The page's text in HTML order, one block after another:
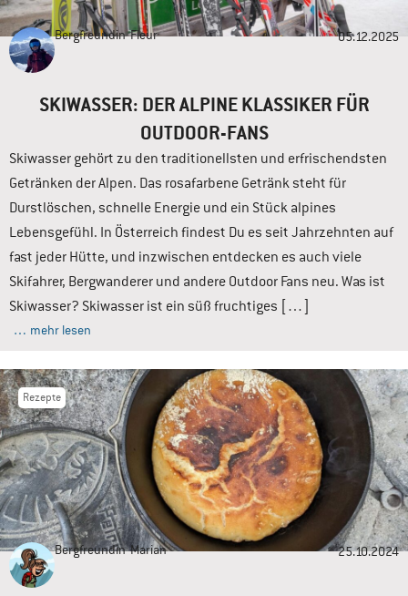
Bergfreundin Fleur 05.12.2025
SKIWASSER: DER ALPINE KLASSIKER FÜR
OUTDOOR-FANS
Skiwasser gehört zu den traditionellsten und erfrischendsten
Getränken der Alpen. Das rosafarbene Getränk steht für
Durstlöschen, schnelle Energie und ein Stück alpines
Lebensgefühl. In Österreich findest Du es seit Jahrzehnten auf
fast jeder Hütte, und inzwischen entdecken es auch viele
Skifahrer, Bergwanderer und andere Outdoor Fans neu. Was ist
Skiwasser? Skiwasser ist ein süß fruchtiges […]
… mehr lesen
Rezepte
Bergfreundin Marian 25.10.2024